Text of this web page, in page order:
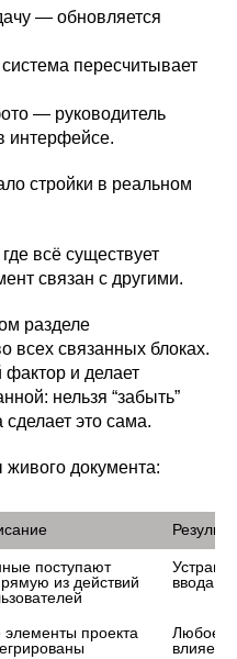
— обновляется
пересчитывает
— руководитель
интерфейсе.
стройки в реальном
всё существует
связан с другими.
разделе
всех связанных блоках.
фактор и делает
нельзя “забыть”
это сама.
документа:
поступают
из действий
ввода и
элементы проекта
Любое
влияет